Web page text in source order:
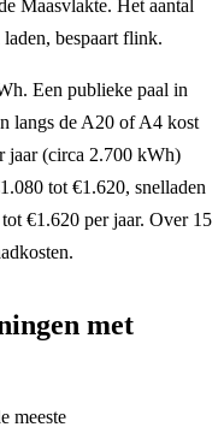
Maasvlakte. Het aantal
bespaart flink.
Een publieke paal in
langs de A20 of A4 kost
jaar (circa 2.700 kWh)
tot €1.620, snelladen
€1.620 per jaar. Over 15
met
meeste